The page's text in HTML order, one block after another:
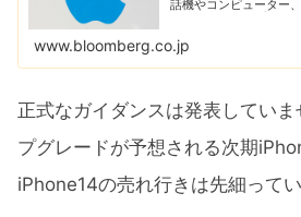
話機やコンピューター
www.bloomberg.co.jp
正式なガイダンスは発表してい
プグレードが予想される次期
iPhone14の売れ行きは先細ってい